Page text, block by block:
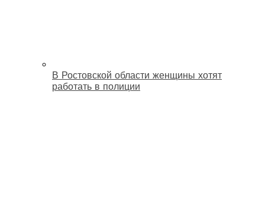
В Ростовской области женщины хотят
работать в полиции